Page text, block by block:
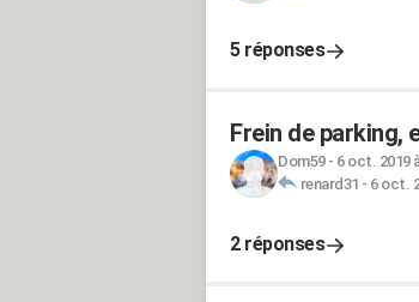
5 réponses
Frein de
Dom59- 6 oct. 2019
renard31 - 6 oct.
2 réponses